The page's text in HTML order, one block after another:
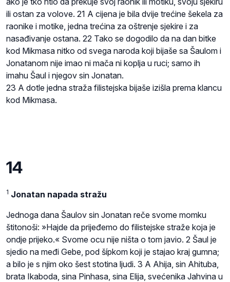
ili ostan za volove. 21 A cijena je bila dvije trećine šekela za
raonike i motike, jedna trećina za oštrenje sjekire i za
nasađivanje ostana. 22 Tako se dogodilo da na dan bitke
kod Mikmasa nitko od svega naroda koji bijaše sa Šaulom i
Jonatanom nije imao ni mača ni koplja u ruci; samo ih
imahu Šaul i njegov sin Jonatan.
23 A dotle jedna straža filistejska bijaše izišla prema klancu
kod Mikmasa.
14
1 Jonatan napada stražu
Jednoga dana Šaulov sin Jonatan reče svome momku
štitonoši: »Hajde da prijeđemo do filistejske straže koja je
ondje prijeko.« Svome ocu nije ništa o tom javio. 2 Šaul je
sjedio na međi Gebe, pod šípkom koji je stajao kraj gumna;
a bilo je s njim oko šest stotina ljudi. 3 A Ahija, sin Ahituba,
brata Ikaboda, sina Pinhasa, sina Elija, svećenika Jahvina u